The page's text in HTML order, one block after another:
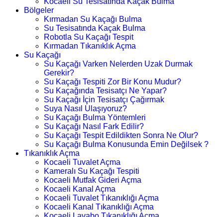
Bölgeler
Kırmadan Su Kaçağı Bulma
Su Tesisatında Kaçak Bulma
Robotla Su Kaçağı Tespit
Kırmadan Tıkanıklık Açma
Su Kaçağı
Su Kaçağı Varken Nelerden Uzak Durmak
Gerekir?
Su Kaçağı Tespiti Zor Bir Konu Mudur?
Su Kaçağında Tesisatçı Ne Yapar?
Su Kaçağı İçin Tesisatçı Çağırmak
Suya Nasıl Ulaşıyoruz?
Su Kaçağı Bulma Yöntemleri
Su Kaçağı Nasıl Fark Edilir?
Su Kaçağı Tespit Edildikten Sonra Ne Olur?
Su Kaçağı Bulma Konusunda Emin Değilsek ?
Tıkanıklık Açma
Kocaeli Tuvalet Açma
Kameralı Su Kaçağı Tespiti
Kocaeli Mutfak Gideri Açma
Kocaeli Kanal Açma
Kocaeli Tuvalet Tıkanıklığı Açma
Kocaeli Kanal Tıkanıklığı Açma